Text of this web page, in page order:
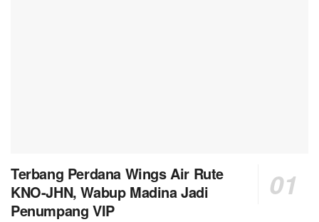
Terbang Perdana Wings Air Rute
KNO-JHN, Wabup Madina Jadi
Penumpang VIP